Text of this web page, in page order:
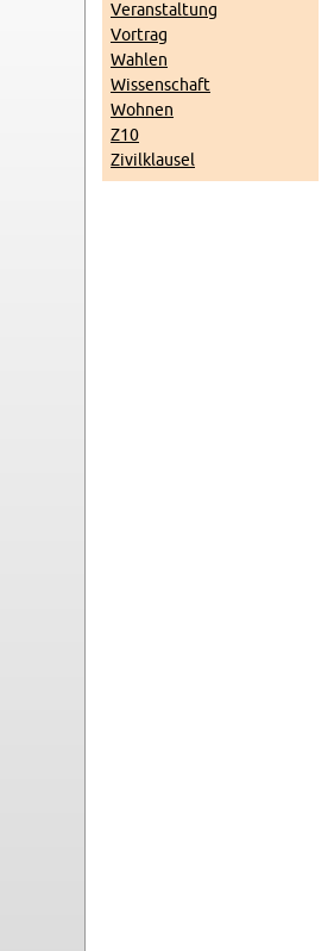
Ve­r­anstal­tung
Vor­trag
Wahlen
Wis­senschaft
Wohnen
Z10
Zivilk­lausel